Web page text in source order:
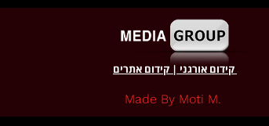
קידום אורגני | קידום אתרים
.made By Moti M